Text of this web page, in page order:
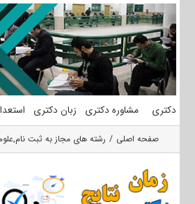
محتوا
دکتری مشاوره دکتری زبان دکتری
صفحه اصلی رشته های مجاز به ثبت نام,